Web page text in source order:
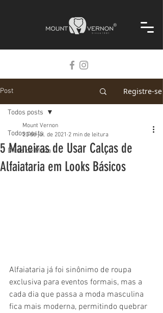
Post Registre-se
Todos posts
Dicas de Moda
Todos posts
5 Maneiras de Usar Calças de
Alfaiataria em Looks Básicos
Mount Vernon
20 de jul. de 2021 2 min de leitura
Alfaiataria já foi sinônimo de roupa
exclusiva para eventos formais, mas a
cada dia que passa a moda masculina
fica mais moderna, permitindo quebrar